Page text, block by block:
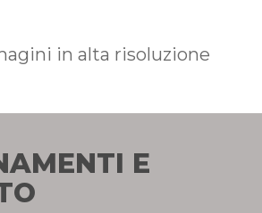
in alta risoluzione
E